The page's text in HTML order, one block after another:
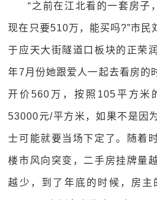
“之前在江北看的一套房子
现在只要510万，能买吗?”市民
于应天大街隧道口板块的正荣
年7月份她跟爱人一起去看房的
开价560万，按照105平方米
53000元/平方米，如果不是因
士可能就要当场下定了。随着
楼市风向突变，二手房挂牌量
越少，到了年底的时候，房